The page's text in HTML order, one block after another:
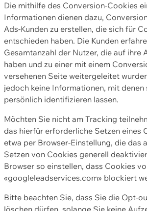
Die mithilfe des Conversion-Cookies
Informationen dienen dazu,
Ads-Kunden zu erstellen, die sich für
entschieden haben. Die Kunden
Gesamtanzahl der Nutzer, die auf ihre
haben und zu einer mit einem
versehenen Seite weitergeleitet
jedoch keine Informationen, mit denen
persönlich identifizieren lassen.
Möchten Sie nicht am Tracking
das hierfür erforderliche Setzen eines
etwa per Browser-Einstellung, die das
Setzen von Cookies generell
Browser so einstellen, dass Cookies
«googleleadservices.com» blockiert
Bitte beachten Sie, dass Sie die Opt-